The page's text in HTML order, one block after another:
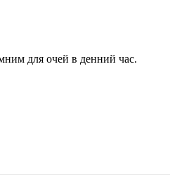
для очей в денний час.